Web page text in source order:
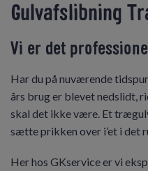
Gulvafslibning
Vi er det
Har du på nuværende
års brug er blevet nedslidt,
skal det ikke være. Et
sætte prikken over i’et i det
Her hos GKservice er vi